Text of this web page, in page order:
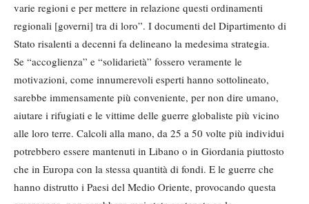
varie regioni e per mettere in relazione questi ordinamenti
regionali [governi] tra di loro”. I documenti del Dipartimento di
Stato risalenti a decenni fa delineano la medesima strategia.
Se “accoglienza” e “solidarietà” fossero veramente le
motivazioni, come innumerevoli esperti hanno sottolineato,
sarebbe immensamente più conveniente, per non dire umano,
aiutare i rifugiati e le vittime delle guerre globaliste più vicino
alle loro terre. Calcoli alla mano, da 25 a 50 volte più individui
potrebbero essere mantenuti in Libano o in Giordania piuttosto
che in Europa con la stessa quantità di fondi. E le guerre che
hanno distrutto i Paesi del Medio Oriente, provocando questa